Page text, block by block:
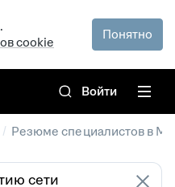
cookie
Понятно
Войти
/ Резюме специалистов в